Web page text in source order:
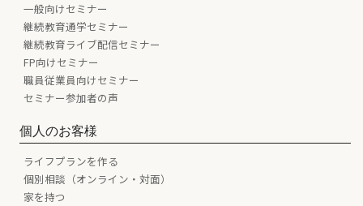
一般向けセミナー
継続教育通学セミナー
継続教育ライブ配信セミナー
FP向けセミナー
職員従業員向けセミナー
セミナー参加者の声
個人のお客様
ライフプランを作る
個別相談（オンライン・対面）
家を持つ